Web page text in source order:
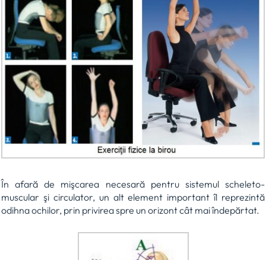
În afară de mişcarea necesară pentru sistemul scheleto-
muscular şi circulator, un alt element important îl reprezintă
odihna ochilor, prin privirea spre un orizont cât mai îndepărtat.